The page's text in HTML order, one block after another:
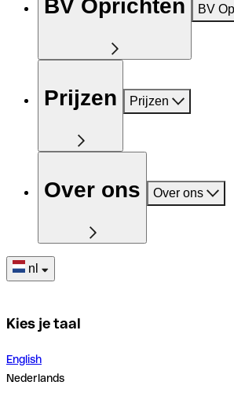
BV Oprichten BV
Prijzen Prijzen
Over ons Over ons
nl
Kies je taal
English
Nederlands